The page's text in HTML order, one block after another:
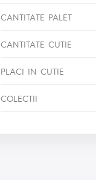
CANTITATE PALET
CANTITATE CUTIE
PLACI IN CUTIE
COLECTII